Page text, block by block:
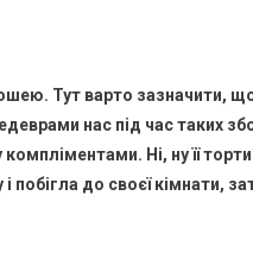
Тут варто зазначити,
нас під час таких
Ні, ну її
побігла до своєї кімнати,